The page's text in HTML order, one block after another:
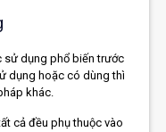
sử dụng phổ biến trước
dụng hoặc có dùng thì
khác.
cả đều phụ thuộc vào